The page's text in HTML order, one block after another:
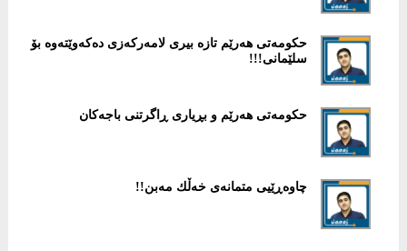
حكومەتی هەرێم تازە بیری لامەركەزی دەكەوێتەوە بۆ
سلێمانی!!!
حكومەتی هەرێم و بڕیاری ڕاگرتنی باجەکان
چاوەڕێیی متمانەی خەڵك مەبن!!